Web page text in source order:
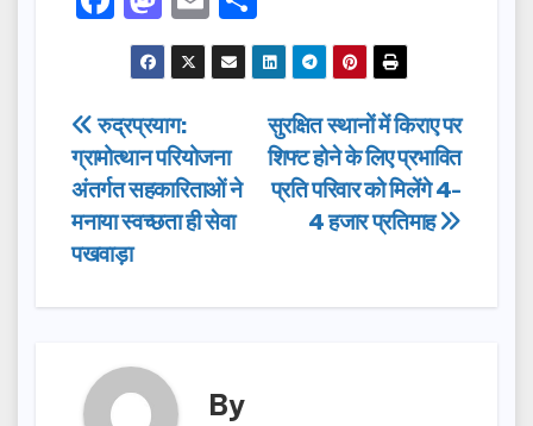
a
c
e
b
o
o
k
a
st
o
d
o
n
m
ail
h
ar
e
Post
navigation
सुरक्षित स्थानों में किराए पर
शिफ्ट होने के लिए प्रभावित
प्रति परिवार को मिलेंगे 4-
4 हजार प्रतिमाह
रुद्रप्रयाग:
ग्रामोत्थान परियोजना
अंतर्गत सहकारिताओं ने
मनाया स्वच्छता ही सेवा
पखवाड़ा
By